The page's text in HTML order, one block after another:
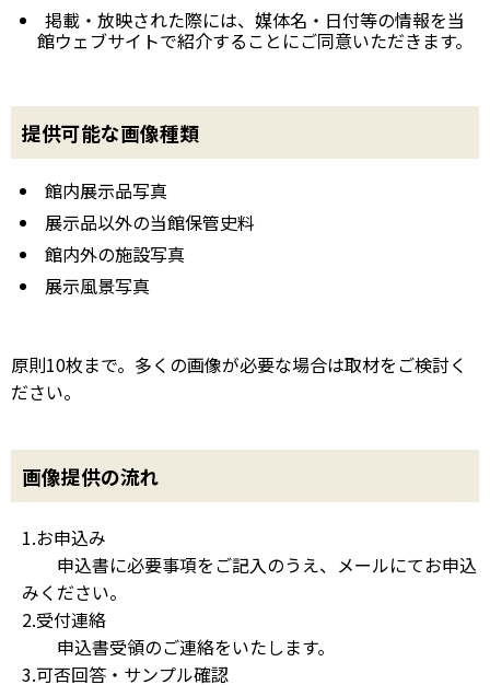
掲載・放映された際には、媒体名・日付等の情報を当
館ウェブサイトで紹介することにご同意いただきます。
提供可能な画像種類
館内展示品写真
展示品以外の当館保管史料
館内外の施設写真
展示風景写真
原則10枚まで。多くの画像が必要な場合は取材をご検討く
ださい。
画像提供の流れ
1.お申込み
申込書に必要事項をご記入のうえ、メールにてお申込
みください。
2.受付連絡
申込書受領のご連絡をいたします。
3.可否回答・サンプル確認